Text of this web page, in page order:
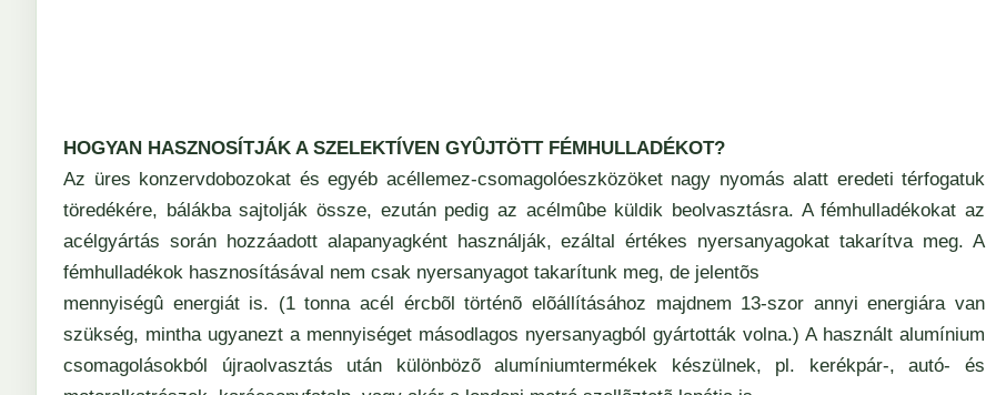
HOGYAN HASZNOSÍTJÁK A SZELEKTÍVEN GYÛJTÖTT FÉMHULLADÉKOT?
Az üres konzervdobozokat és egyéb acéllemez-csomagolóeszközöket nagy nyomás alatt eredeti térfogatuk
töredékére, bálákba sajtolják össze, ezután pedig az acélmûbe küldik beolvasztásra. A fémhulladékokat az
acélgyártás során hozzáadott alapanyagként használják, ezáltal értékes nyersanyagokat takarítva meg. A
fémhulladékok hasznosításával nem csak nyersanyagot takarítunk meg, de jelentõs
mennyiségû energiát is. (1 tonna acél ércbõl történõ elõállításához majdnem 13-szor annyi energiára van
szükség, mintha ugyanezt a mennyiséget másodlagos nyersanyagból gyártották volna.) A használt alumínium
csomagolásokból újraolvasztás után különbözõ alumíniumtermékek készülnek, pl. kerékpár-, autó- és